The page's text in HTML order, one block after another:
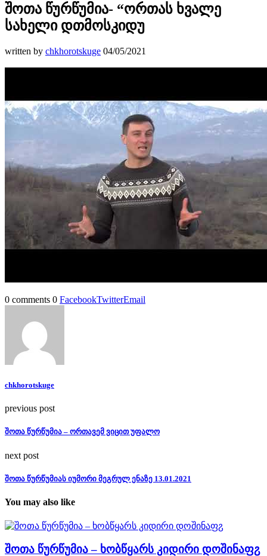
შოთა წურწუმია- “ორთას ხვალე
სახელი დთმოსკიდუ
written by chkhorotskuge 04/05/2021
0 comments 0 FacebookTwitterEmail
chkhorotskuge
previous post
შოთა წურწუმია – ორთავემ ვიცით უფალო
next post
შოთა წურწუმიას იუმორი მეგრულ ენაზე 13.01.2021
You may also like
შოთა წურწუმია – ხობწყარს კიდირი დოშინაფჷ